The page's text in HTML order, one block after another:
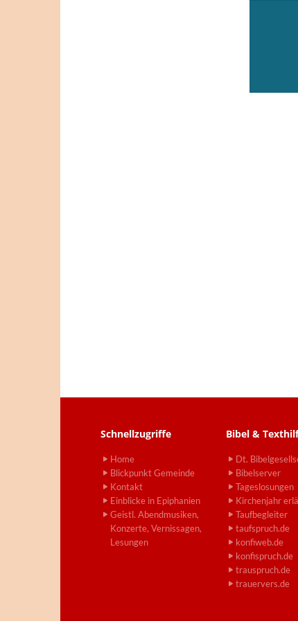
Schnellzugriffe
Home
Blickpunkt Gemeinde
Kontakt
Einblicke in Epiphanien
Geistl. Abendmusiken,
Konzerte, Vernissagen,
Lesungen
Bibel &
Dt.
Bibelserver
Tageslosungen
Kirchenjahr
Taufbegleiter
taufspruch.de
konfiweb.de
konfispruch.de
trauspruch.de
trauervers.de